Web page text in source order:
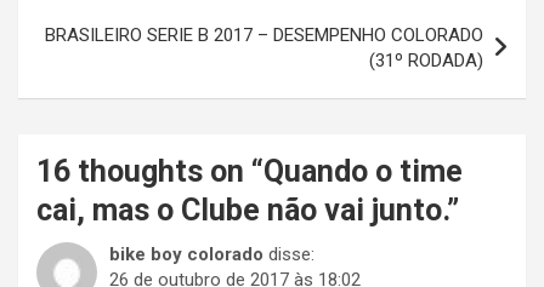
Post
BRASILEIRO SERIE B 2017 – DESEMPENHO COLORADO
(31º RODADA)
16 thoughts on “Quando o time
cai, mas o Clube não vai junto.”
bike boy colorado disse:
26 de outubro de 2017 às 18:02